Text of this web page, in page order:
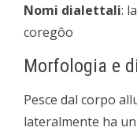
Nomi dialettali:
coregôo
Morfologia e
Pesce dal corpo
lateralmente ha